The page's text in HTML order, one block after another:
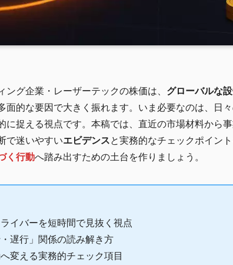
ング企業・レーザーテックの株価は、 グローバルな
面的な要因で大きく振れます。いま必要なのは、日々
に捉える視点です。本稿では、直近の市場材料から
で迷いやすいエビデンスと実務的なチェックポイン
く行動へ踏み出すための土台を作りましょう。
イバーを短時間で見抜く視点
遅行」関係の読み解き方
変える実務的チェック項目